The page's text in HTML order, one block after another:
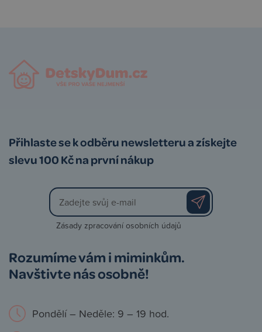
Přihlaste se k odběru newsletteru a získejte
slevu 100 Kč na první nákup
Zásady zpracování osobních údajů
Rozumíme vám i miminkům.
Navštivte nás osobně!
Pondělí – Neděle: 9 – 19 hod.